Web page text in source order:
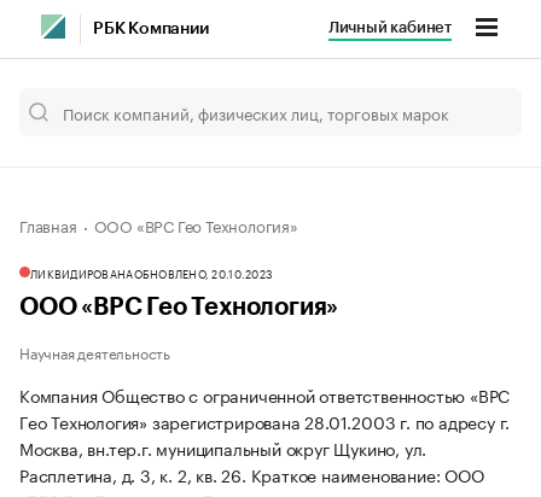
РБК Компании Личный кабинет
Главная ООО «ВРС Гео Технология»
ЛИКВИДИРОВАНАОБНОВЛЕНО, 20.10.2023
ООО «ВРС Гео Технология»
Научная деятельность
Компания Общество с ограниченной ответственностью «ВРС
Гео Технология» зарегистрирована 28.01.2003 г. по адресу г.
Москва, вн.тер.г. муниципальный округ Щукино, ул.
Расплетина, д. 3, к. 2, кв. 26. Краткое наименование: ООО